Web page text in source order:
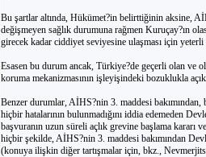
Bu şartlar altında, Hükümet?in belirttiğinin aksine,
değişmeyen sağlık durumuna rağmen Kuruçay?ın
girecek kadar ciddiyet seviyesine ulaşması için
Esasen bu durum ancak, Türkiye?de geçerli olan ve
koruma mekanizmasının işleyişindeki bozuklukla
Benzer durumlar, AİHS?nin 3. maddesi bakımından,
hiçbir hatalarının bulunmadığını iddia edemeden
başvuranın uzun süreli açlık grevine başlama
hiçbir şekilde, AİHS?nin 3. maddesi bakımından
(konuya ilişkin diğer tartışmalar için, bkz.,